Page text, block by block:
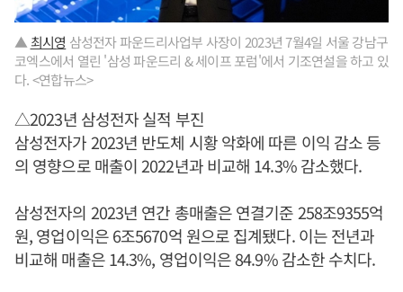
▲ 최시영 삼성전자 파운드리사업부 사장이 2023년 7월4일 서울 강남구
코엑스에서 열린 '삼성 파운드리 & 세이프 포럼'에서 기조연설을 하고 있
다. <연합뉴스>
△2023년 삼성전자 실적 부진
삼성전자가 2023년 반도체 시황 악화에 따른 이익 감소 등
의 영향으로 매출이 2022년과 비교해 14.3% 감소했다.
삼성전자의 2023년 연간 총매출은 연결기준 258조9355억
원, 영업이익은 6조5670억 원으로 집계됐다. 이는 전년과
비교해 매출은 14.3%, 영업이익은 84.9% 감소한 수치다.